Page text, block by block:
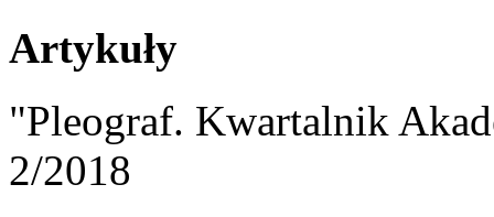
Artykuły
"Pleograf. Kwartalnik
2/2018